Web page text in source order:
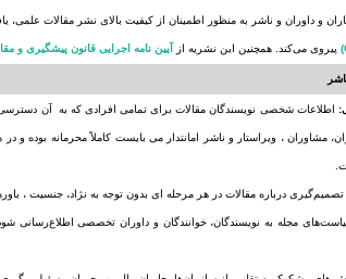
و داوران و ناشر به منظور اطمینان از کیفیت بالای نشر مقالات
پیروی می‌کند. همچنین این نشریه از آیین نامه اجرایی قانون پیشگیری و
اطلاعات شخصی نویسندگان مقالات برای تمامی افرادی که به آن دسترسی
مشاوران ، ویراستار و ناشر امانتدار می بایست کاملاً محرمانه
تصمیم‌گیری درباره مقالات در هر مرحله ای بدون توجه به نژاد، جنسیت ،